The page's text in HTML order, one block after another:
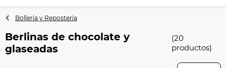
Bollería y Repostería
Berlinas de chocolate y
glaseadas
(20
productos)